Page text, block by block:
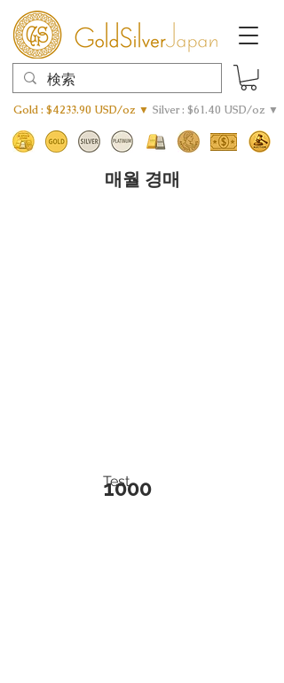
Gold : $4233.90 USD/oz ▼ Silver : $61.40 USD/oz ▼
매월 경매
Test
1000